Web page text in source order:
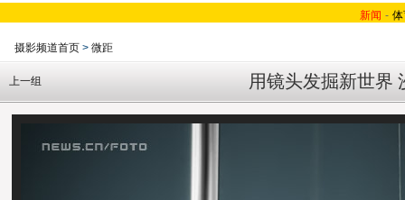
新闻 -
摄影频道首页 > 微距
用镜头发掘新世界
上一组